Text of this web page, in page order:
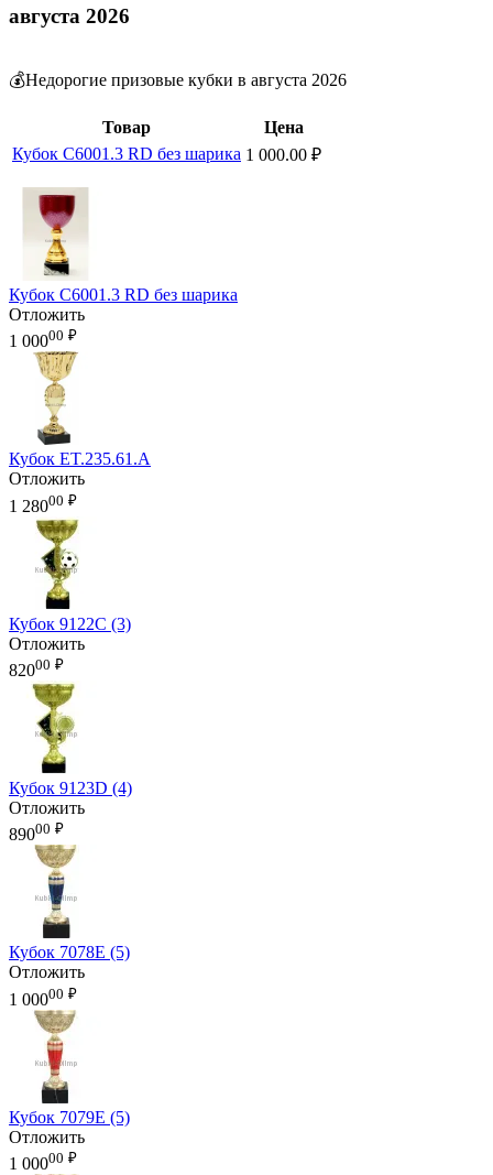
августа 2026
💰Недорогие призовые кубки в августа 2026
Товар
Цена
Кубок C6001.3 RD без шарика 1 000.00 ₽
Кубок C6001.3 RD без шарика
Отложить
1 00000 ₽
Кубок ET.235.61.A
Отложить
1 28000 ₽
Кубок 9122C (3)
Отложить
82000 ₽
Кубок 9123D (4)
Отложить
89000 ₽
Кубок 7078E (5)
Отложить
1 00000 ₽
Кубок 7079E (5)
Отложить
1 00000 ₽